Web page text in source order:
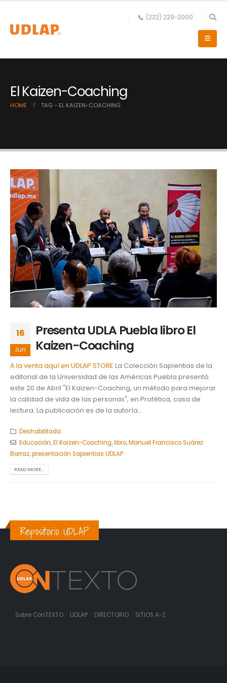
(222) 229-2000
El Kaizen-Coaching
HOME TAG - EL KAIZEN-COACHING
16
Jun
Presenta UDLA Puebla libro El
Kaizen-Coaching
A la venta aquí en UDLAP STORE La Colección Sapientias de la
editorial de la Universidad de las Américas Puebla presentó
este 20 de Abril "El Kaizen-Coaching, un método para mejorar
la calidad de vida de las personas", en Profética, casa de
lectura. La publicación es de la autoría...
Deshabilitada
Educación,El Kaizen-Coaching,libro,Manuel Francisco Suárez
Barraz,presentación Sapientias UDLAP
READ MORE...
Repositorio UDLAP
Sobre ConTEXTO UDLAP DIRECTORIO SITIOS A-Z